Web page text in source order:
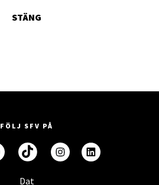
STÄNG
FÖLJ SFV PÅ
Dat